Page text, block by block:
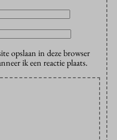
opslaan in deze browser
ik een reactie plaats.